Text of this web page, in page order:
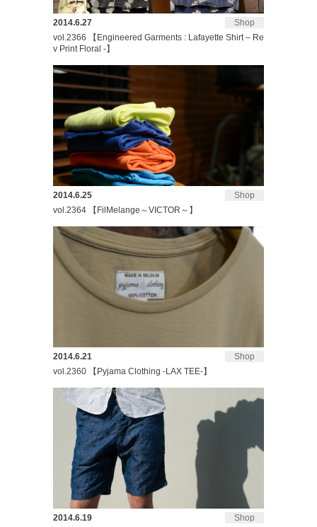
Shop
2014.6.27
vol.2366 【Engineered Garments : Lafayette Shirt – Re
v Print Floral -】
Shop
2014.6.25
vol.2364 【FilMelange～VICTOR～】
Shop
2014.6.21
vol.2360 【Pyjama Clothing -LAX TEE-】
Shop
2014.6.19